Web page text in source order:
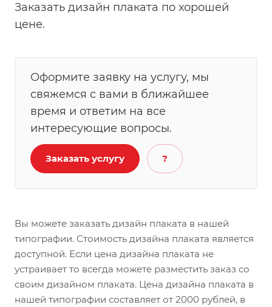
Заказать дизайн плаката по хорошей
цене.
Оформите заявку на услугу, мы
свяжемся с вами в ближайшее
время и ответим на все
интересующие вопросы.
Заказать услугу ?
Вы можете заказать дизайн плаката в нашей
типографии. Стоимость дизайна плаката является
доступной. Если цена дизайна плаката не
устраивает то всегда можете разместить заказ со
своим дизайном плаката. Цена дизайна плаката в
нашей типографии составляет от 2000 рублей, в